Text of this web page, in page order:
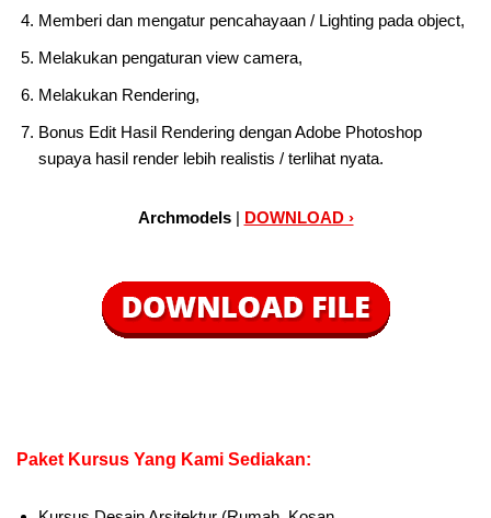
Memberi dan mengatur pencahayaan / Lighting pada object,
Melakukan pengaturan view camera,
Melakukan Rendering,
Bonus Edit Hasil Rendering dengan Adobe Photoshop
supaya hasil render lebih realistis / terlihat nyata.
Archmodels | DOWNLOAD ›
Paket Kursus Yang Kami Sediakan: